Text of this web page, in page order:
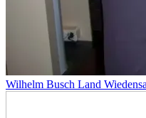
Wilhelm Busch Land